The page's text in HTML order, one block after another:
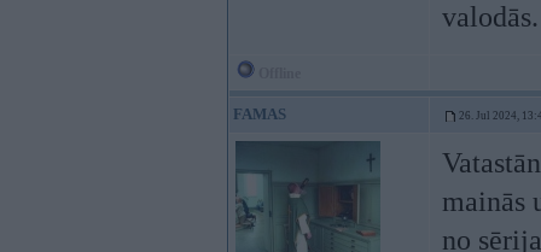
valodās.
FAMAS 26. Jul 2024,
mainās
no